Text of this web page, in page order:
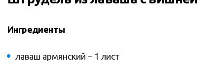
Ингредиенты
лаваш армянский – 1 лист